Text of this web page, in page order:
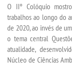
CONTATO
IMPRENSA
TRABALHE
O IIº Colóquio
trabalhos ao longo do
de 2020, ao invés de
o tema central
atualidade,
Núcleo de Ciências